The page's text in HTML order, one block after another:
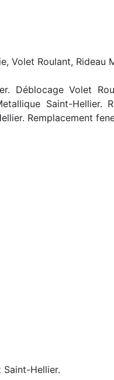
Volet Roulant, Rideau
Déblocage Volet
Saint-Hellier.
Remplacement
Hellier.